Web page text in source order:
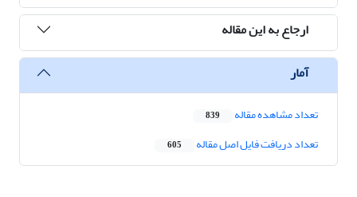
ارجاع به این مقاله
آمار
تعداد مشاهده مقاله 839
تعداد دریافت فایل اصل مقاله 605